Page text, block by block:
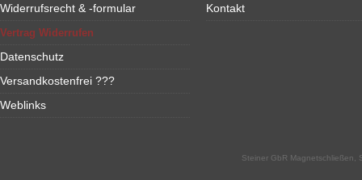
Widerrufsrecht & -formular
Vertrag Widerrufen
Datenschutz
Versandkostenfrei ???
Weblinks
Kontakt
Steiner GbR